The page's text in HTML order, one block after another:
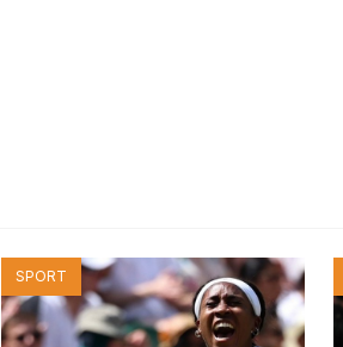
SPORT